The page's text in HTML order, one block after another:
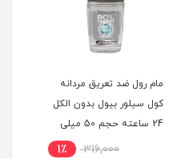
مام رول ضد تعریق مردانه
کول سیلور بیول بدون الکل
24 ساعته حجم 50 میلی
316,000 1٪